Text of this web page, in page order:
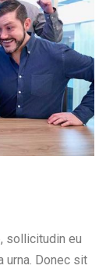
sollicitudin eu
urna. Donec sit